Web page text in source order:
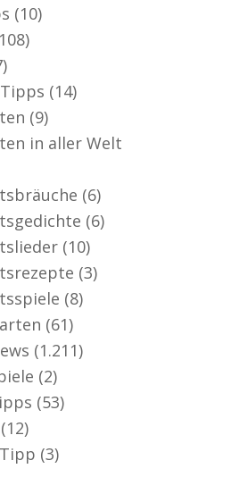
(10)
(14)
(9)
in aller Welt
(6)
(6)
(10)
(3)
(8)
(61)
(1.211)
(2)
(53)
(12)
(3)